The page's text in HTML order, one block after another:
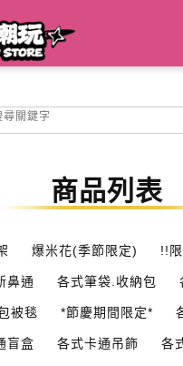
商品列表
爆米花(季節限定) !!
鼻通 各式筆袋.收納包
被毯 *節慶期間限定*
盲盒 各式卡通吊飾 各